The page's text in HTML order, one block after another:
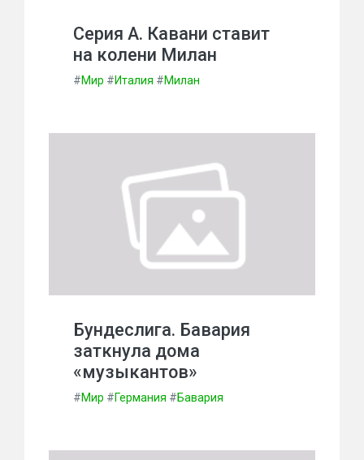
Серия А. Кавани ставит
на колени Милан
#Мир #Италия #Милан
Бундеслига. Бавария
заткнула дома
«музыкантов»
#Мир #Германия #Бавария